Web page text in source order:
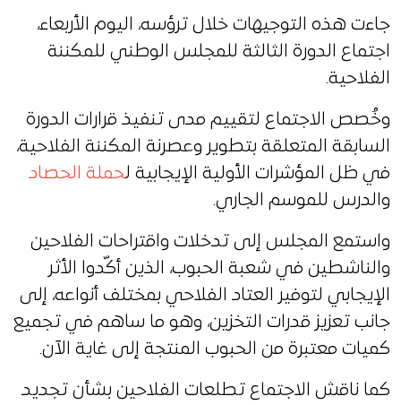
جاءت هذه التوجيهات خلال ترؤسه، اليوم الأربعاء،
اجتماع الدورة الثالثة للمجلس الوطني للمكننة
الفلاحية.
وخُصص الاجتماع لتقييم مدى تنفيذ قرارات الدورة
السابقة المتعلقة بتطوير وعصرنة المكننة الفلاحية،
في ظل المؤشرات الأولية الإيجابية لحملة الحصاد
والدرس للموسم الجاري.
واستمع المجلس إلى تدخلات واقتراحات الفلاحين
والناشطين في شعبة الحبوب، الذين أكّدوا الأثر
الإيجابي لتوفير العتاد الفلاحي بمختلف أنواعه، إلى
جانب تعزيز قدرات التخزين، وهو ما ساهم في تجميع
كميات معتبرة من الحبوب المنتجة إلى غاية الآن.
كما ناقش الاجتماع تطلعات الفلاحين بشأن تجديد